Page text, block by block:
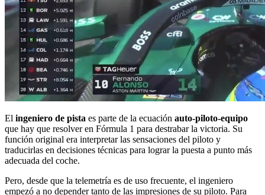
El ingeniero de pista es parte de la ecuación auto-piloto-equipo
que hay que resolver en Fórmula 1 para destrabar la victoria. Su
función original era interpretar las sensaciones del piloto y
traducirlas en decisiones técnicas para lograr la puesta a punto más
adecuada del coche.
Pero, desde que la telemetría es de uso frecuente, el ingeniero
empezó a no depender tanto de las impresiones de su piloto. Para